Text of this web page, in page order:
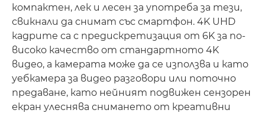
компактен, лек и лесен за употреба за тези,
свикнали да снимат със смартфон. 4K UHD
кадрите са с предискретизация от 6K за по-
високо качество от стандартното 4K
видео, а камерата може да се използва и като
уебкамера за видео разговори или поточно
предаване, като нейният подвижен сензорен
екран улеснява снимането от креативни